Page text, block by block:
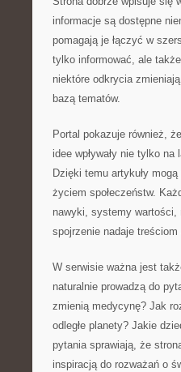
informacje są dostępne
pomagają je łączyć w
tylko informować, ale
niektóre odkrycia
bazą tematów.
Portal pokazuje również,
idee wpływały nie tylko
Dzięki temu artykuły
życiem społeczeństw.
nawyki, systemy wartości,
spojrzenie nadaje
W serwisie ważna jest
naturalnie prowadzą do
zmienią medycynę? Jak
odległe planety? Jakie
pytania sprawiają, że
inspiracją do rozważań o